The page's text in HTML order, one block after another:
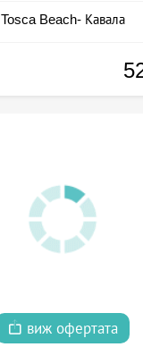
Tosca Beach- Кавала
виж офертата